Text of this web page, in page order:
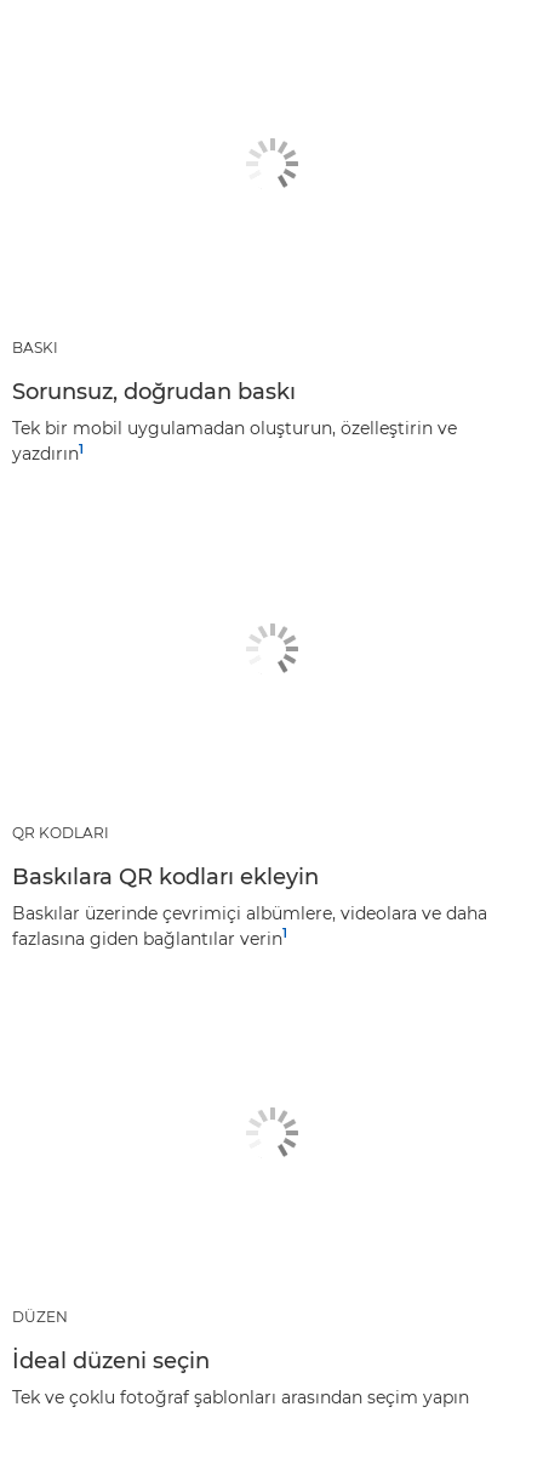
BASKI
Sorunsuz, doğrudan baskı
Tek bir mobil uygulamadan oluşturun, özelleştirin ve
yazdırın1
QR KODLARI
Baskılara QR kodları ekleyin
Baskılar üzerinde çevrimiçi albümlere, videolara ve daha
fazlasına giden bağlantılar verin1
DÜZEN
İdeal düzeni seçin
Tek ve çoklu fotoğraf şablonları arasından seçim yapın